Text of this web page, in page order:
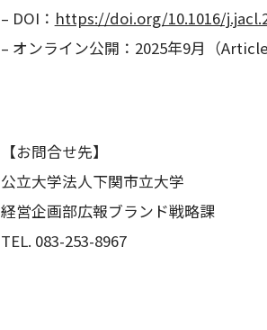
– DOI： https://doi.org/10.1016/
– オンライン公開：2025年9月（
【お問合せ先】
公立大学法人下関市立大学
経営企画部広報ブランド戦略課
TEL. 083-253-8967